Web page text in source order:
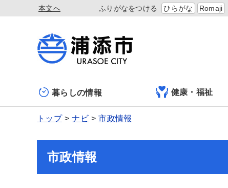
本文へ ふりがなをつける ひらがな Romaji
暮らしの情報 健康・福祉
トップ ナビ 市政情報
市政情報